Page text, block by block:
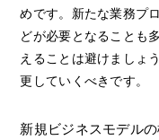
めです。新たな業務プ
どが必要となることも
えることは避けましょ
更していくべきです。
新規ビジネスモデル